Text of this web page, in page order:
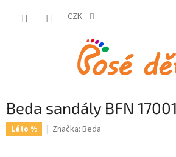
CZK
Beda sandály BFN
Léto % Značka: Beda